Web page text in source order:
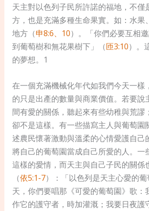
天主對以色列子民所許諾的福地，不僅
方，也是充滿多種生命果實。如：水果
地方（申8:6、10）。「你們必要互相
到葡萄樹和無花果樹下」（匝3:10）。
的夢想。1
在一個充滿機械化年代如我們今天一樣
的只是出產的數量與商業價值。若要說
間有愛的關係，聽起來有些幼稚與荒謬
卻不是這樣。有一些描寫主人與葡萄園
述農民懷著激動與溫柔的心情愛護自己
將自己的葡萄園當成自己所愛的人。一
這樣的愛情，而天主與自己子民的關係
（依5:1-7）：「以色列是天主心愛的
天，你們要唱那《可愛的葡萄園》歌：
作它的護守者，時加灌溉；我要日夜護